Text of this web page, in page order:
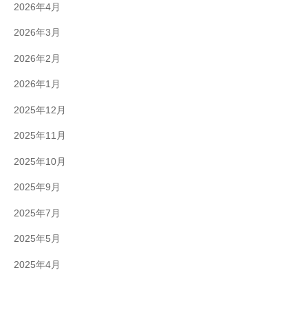
2026年4月
2026年3月
2026年2月
2026年1月
2025年12月
2025年11月
2025年10月
2025年9月
2025年7月
2025年5月
2025年4月